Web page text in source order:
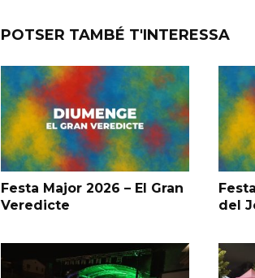
POTSER TAMBÉ T'INTERESSA
Festa Major 2026 – El Gran
Veredicte
del